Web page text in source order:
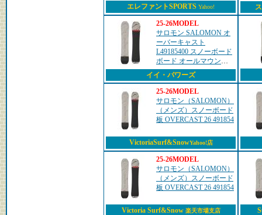
ード スノボ フリーライ
ディング 144 2025-2026
冬新作 25%off
エレファントSPORTS Yahoo!
25-26MODEL
サロモン SALOMON オ
ーバーキャスト
L49185400 スノーボード
ボード オールマウンテ
ン メンズ
イイ・パワーズ
25-26MODEL
サロモン（SALOMON）
（メンズ）スノーボード
板 OVERCAST 26 491854
VictoriaSurf&SnowYahoo!店
25-26MODEL
サロモン（SALOMON）
（メンズ）スノーボード
板 OVERCAST 26 491854
Victoria Surf&Snow 楽天市場支店